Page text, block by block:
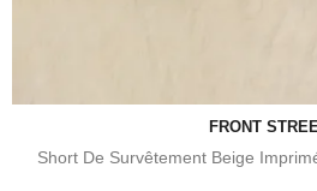
FRONT
Short De Survêtement Beige